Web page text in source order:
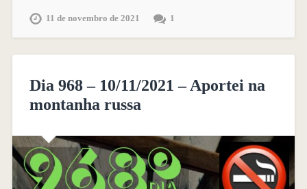
11 de novembro de 2021 1
Dia 968 – 10/11/2021 – Aportei na
montanha russa